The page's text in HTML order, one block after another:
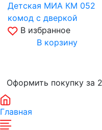
Детская МИА КМ 052
комод с дверкой
В избранное
В корзину
Оформить покупку за
Главная